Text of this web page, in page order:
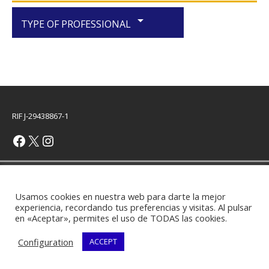
TYPE OF PROFESSIONAL arrow_drop_down
RIF J-29438867-1
Usamos cookies en nuestra web para darte la mejor
experiencia, recordando tus preferencias y visitas. Al pulsar
en «Aceptar», permites el uso de TODAS las cookies.
Configuration
ACCEPT